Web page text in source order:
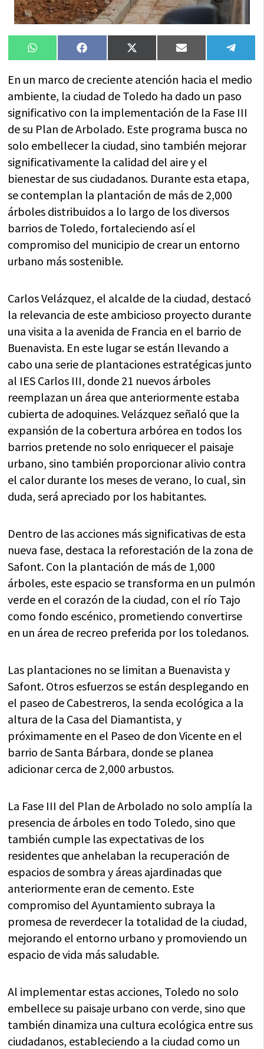
Compartir
en
WhatsAppCompartir
en
FacebookCompartir
en
X
(Twitter)
Compartir
en
Email
en
En un marco de creciente atención hacia el medio
ambiente, la ciudad de Toledo ha dado un paso
significativo con la implementación de la Fase III
de su Plan de Arbolado. Este programa busca no
solo embellecer la ciudad, sino también mejorar
significativamente la calidad del aire y el
bienestar de sus ciudadanos. Durante esta etapa,
se contemplan la plantación de más de 2,000
árboles distribuidos a lo largo de los diversos
barrios de Toledo, fortaleciendo así el
compromiso del municipio de crear un entorno
urbano más sostenible.
Carlos Velázquez, el alcalde de la ciudad, destacó
la relevancia de este ambicioso proyecto durante
una visita a la avenida de Francia en el barrio de
Buenavista. En este lugar se están llevando a
cabo una serie de plantaciones estratégicas junto
al IES Carlos III, donde 21 nuevos árboles
reemplazan un área que anteriormente estaba
cubierta de adoquines. Velázquez señaló que la
expansión de la cobertura arbórea en todos los
barrios pretende no solo enriquecer el paisaje
urbano, sino también proporcionar alivio contra
el calor durante los meses de verano, lo cual, sin
duda, será apreciado por los habitantes.
Dentro de las acciones más significativas de esta
nueva fase, destaca la reforestación de la zona de
Safont. Con la plantación de más de 1,000
árboles, este espacio se transforma en un pulmón
verde en el corazón de la ciudad, con el río Tajo
como fondo escénico, prometiendo convertirse
en un área de recreo preferida por los toledanos.
Las plantaciones no se limitan a Buenavista y
Safont. Otros esfuerzos se están desplegando en
el paseo de Cabestreros, la senda ecológica a la
altura de la Casa del Diamantista, y
próximamente en el Paseo de don Vicente en el
barrio de Santa Bárbara, donde se planea
adicionar cerca de 2,000 arbustos.
La Fase III del Plan de Arbolado no solo amplía la
presencia de árboles en todo Toledo, sino que
también cumple las expectativas de los
residentes que anhelaban la recuperación de
espacios de sombra y áreas ajardinadas que
anteriormente eran de cemento. Este
compromiso del Ayuntamiento subraya la
promesa de reverdecer la totalidad de la ciudad,
mejorando el entorno urbano y promoviendo un
espacio de vida más saludable.
Al implementar estas acciones, Toledo no solo
embellece su paisaje urbano con verde, sino que
también dinamiza una cultura ecológica entre sus
ciudadanos, estableciendo a la ciudad como un